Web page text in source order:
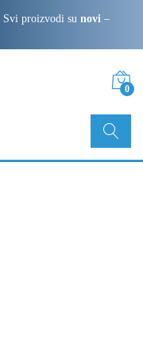
Svi proizvodi su novi –
0
Pretraži